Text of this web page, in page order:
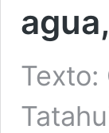
Texto: